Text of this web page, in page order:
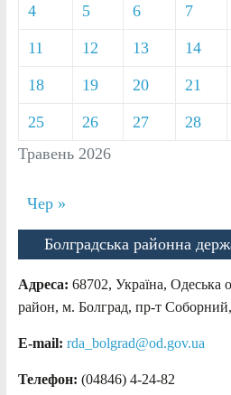
Травень 2026
4 5 6 7
11 12 13 14
18 19 20 21
25 26 27 28
Чер »
Болградська районна
Адреса: 68702, Україна, Одеська
район, м. Болград, пр-т
E-mail: rda_bolgrad@od.gov.ua
Телефон: (04846) 4-24-82